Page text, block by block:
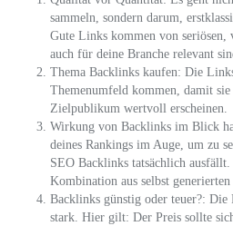
sammeln, sondern darum,
Gute Links kommen von seriösen,
auch für deine Branche relevant
Thema Backlinks kaufen: Die
Themenumfeld kommen, damit
Zielpublikum wertvoll erscheinen.
Wirkung von Backlinks im Blick
deines Rankings im Auge, um zu
SEO Backlinks tatsächlich
Kombination aus selbst
Backlinks günstig oder teuer?:
stark. Hier gilt: Der Preis sollte